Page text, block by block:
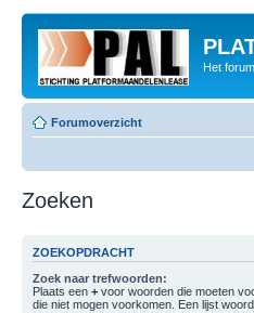
Het
Forumoverzicht
Zoeken
ZOEKOPDRACHT
Zoek naar trefwoorden:
Plaats een + voor woorden die moeten
die niet mogen voorkomen. Een lijst